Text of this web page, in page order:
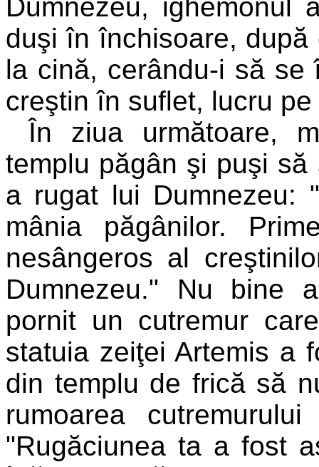
Dumnezeu, ighemonul
duşi în închisoare,
la cină, cerându-i să se
creştin în suflet, lucru
În ziua următoare,
templu păgân şi puşi
a rugat lui Dumnezeu:
mânia păgânilor.
nesângeros al
Dumnezeu." Nu bine
pornit un cutremur
statuia zeiţei Artemis a
din templu de frică să
rumoarea
"Rugăciunea ta a fost